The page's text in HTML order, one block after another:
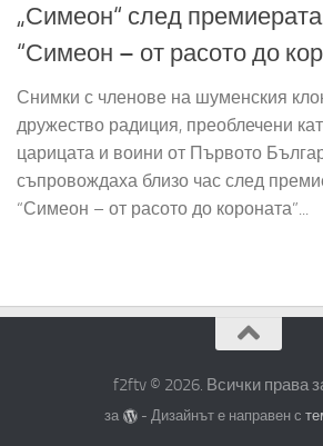
„Симеон“ след
“Симеон – от расото до
Снимки с членове на шуменския
дружество радиция, преоблечени
царицата и воини от Първото
съпровождаха близо час след
“Симеон – от расото до короната”...
f2ftv © 2026. Всички права
за - Дизайнът е направен с